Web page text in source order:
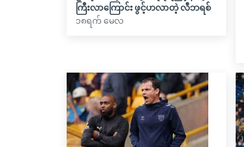
ကြီးလာကြောင်း ဖွင့်ဟလာတဲ့ လီဘရစ်
၁၈ရက် မေလ